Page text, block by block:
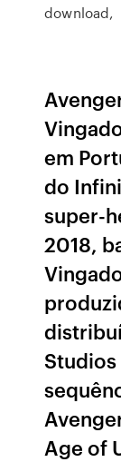
download,
em
do
super-
2018,
Age of